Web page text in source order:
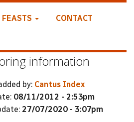
FEASTS CONTACT
information
by: Cantus Index
08/11/2012 - 2:53pm
27/07/2020 - 3:07pm